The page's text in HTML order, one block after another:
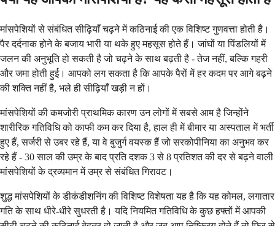
मांसपेशियों से संबंधित सीढ़ियाँ चढ़ने में कठिनाई की एक विशिष्ट गुणवत्ता होती है।
पैर दर्दनाक होने के बजाय भारी या थके हुए महसूस होते हैं। जांघों या पिंडलियों में
जलन की अनुभूति हो सकती है जो चढ़ने के साथ बढ़ती है - तेज नहीं, बल्कि गहरी
और जमा होती हुई। आपको लग सकता है कि आपके पैरों में हर कदम पर आगे बढ़ने
की शक्ति नहीं है, भले ही सीढ़ियाँ खड़ी न हों।
मांसपेशियों की कमजोरी प्राथमिक कारण उन लोगों में सबसे आम है जिन्होंने
शारीरिक गतिविधि को काफी कम कर दिया है, हाल ही में बीमार या अस्पताल में भर्ती
हुए हैं, सर्जरी से उबर रहे हैं, या वे बुजुर्ग वयस्क हैं जो सरकोपीनिया का अनुभव कर
रहे हैं - 30 साल की उम्र के बाद प्रति दशक 3 से 8 प्रतिशत की दर से बढ़ने वाली
मांसपेशियों के द्रव्यमान में उम्र से संबंधित गिरावट।
शुद्ध मांसपेशियों के डीकंडीशनिंग की विशिष्ट विशेषता यह है कि यह कोमल, लगातार
गति के साथ धीरे-धीरे सुधरती है। यदि नियमित गतिविधि के कुछ हफ्तों में आपकी